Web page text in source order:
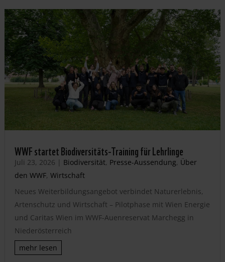
WWF startet Biodiversitäts-Training für Lehrlinge
Juli 23, 2026 | Biodiversität, Presse-Aussendung, Über
den WWF, Wirtschaft
Neues Weiterbildungsangebot verbindet Naturerlebnis,
Artenschutz und Wirtschaft – Pilotphase mit Wien Energie
und Caritas Wien im WWF-Auenreservat Marchegg in
Niederösterreich
mehr lesen